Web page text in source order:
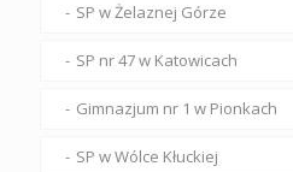
SP w Żelaznej Górze
SP nr 47 w Katowicach
Gimnazjum nr 1 w Pionkach
SP w Wólce Kłuckiej